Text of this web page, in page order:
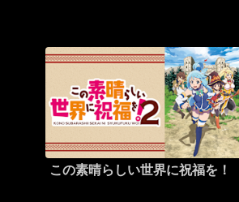
この素晴らしい世界に祝福を！